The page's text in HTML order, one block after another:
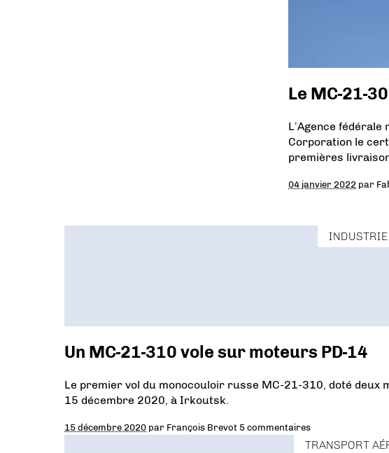
Le MC-21-
L’Agence
Corporation le
premières
04 janvier 2022 par
INDUSTRIE
Un MC-21-310 vole sur moteurs PD-14
Le premier vol du monocouloir russe MC-21-310, doté deux
15 décembre 2020, à Irkoutsk.
15 décembre 2020 par François Brevot 5 commentaires
TRANSPORT